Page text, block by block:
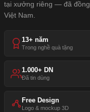
tại xưởng riêng — đã
Việt Nam.
13+ năm
Trong nghề quà tặng
1.000+ DN
Đã tin dùng
Free Design
Logo & mockup 3D